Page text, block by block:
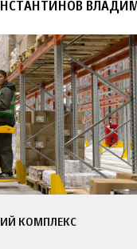
КОМПЛЕКС